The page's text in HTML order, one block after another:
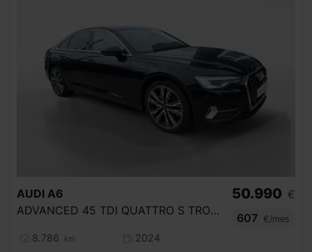
AUDI A6
ADVANCED 45 TDI QUATTRO S TRONIC
8.786 km
2024
50.990 €
607
€/mes